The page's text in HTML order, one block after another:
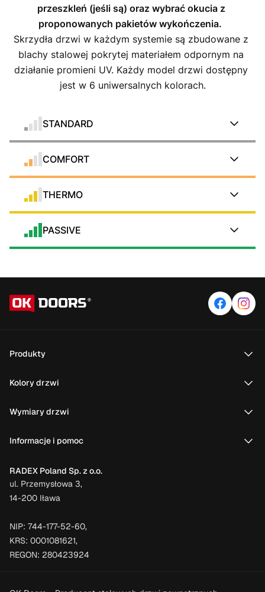
przeszkleń (jeśli są) oraz wybrać okucia z
proponowanych pakietów wykończenia.
Skrzydła drzwi w każdym systemie są zbudowane z
blachy stalowej pokrytej materiałem odpornym na
działanie promieni UV. Każdy model drzwi dostępny
jest w 6 uniwersalnych kolorach.
STANDARD
COMFORT
THERMO
PASSIVE
Produkty
Kolory drzwi
Wymiary drzwi
Informacje i pomoc
RADEX Poland Sp. z o.o.
ul. Przemysłowa 3,
14-200 Iława
NIP: 744-177-52-60,
KRS: 0001081621,
REGON: 280423924